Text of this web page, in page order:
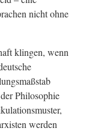
nicht ohne
klingen, wenn
Philosophie
werden